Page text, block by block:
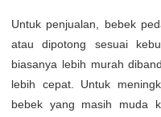
Untuk penjualan, bebek
atau dipotong sesuai
biasanya lebih murah
lebih cepat. Untuk
bebek yang masih muda